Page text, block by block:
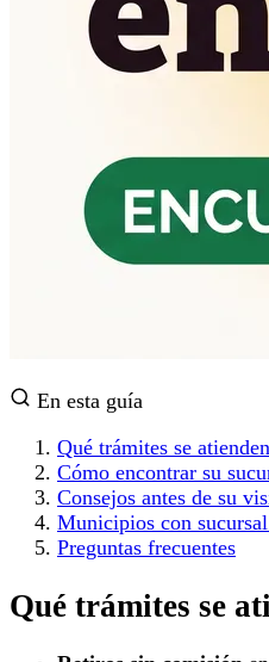
En esta guía
Qué trámites se
Cómo encontrar su
Consejos antes de su
Municipios con
Preguntas frecuentes
Qué trámites se